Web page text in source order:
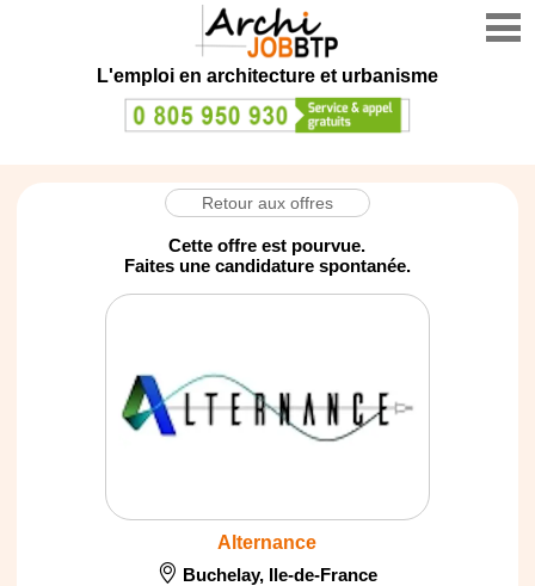
L'emploi en architecture et urbanisme
Retour aux offres
Cette offre est pourvue.
Faites une candidature spontanée.
Alternance
Buchelay, Ile-de-France